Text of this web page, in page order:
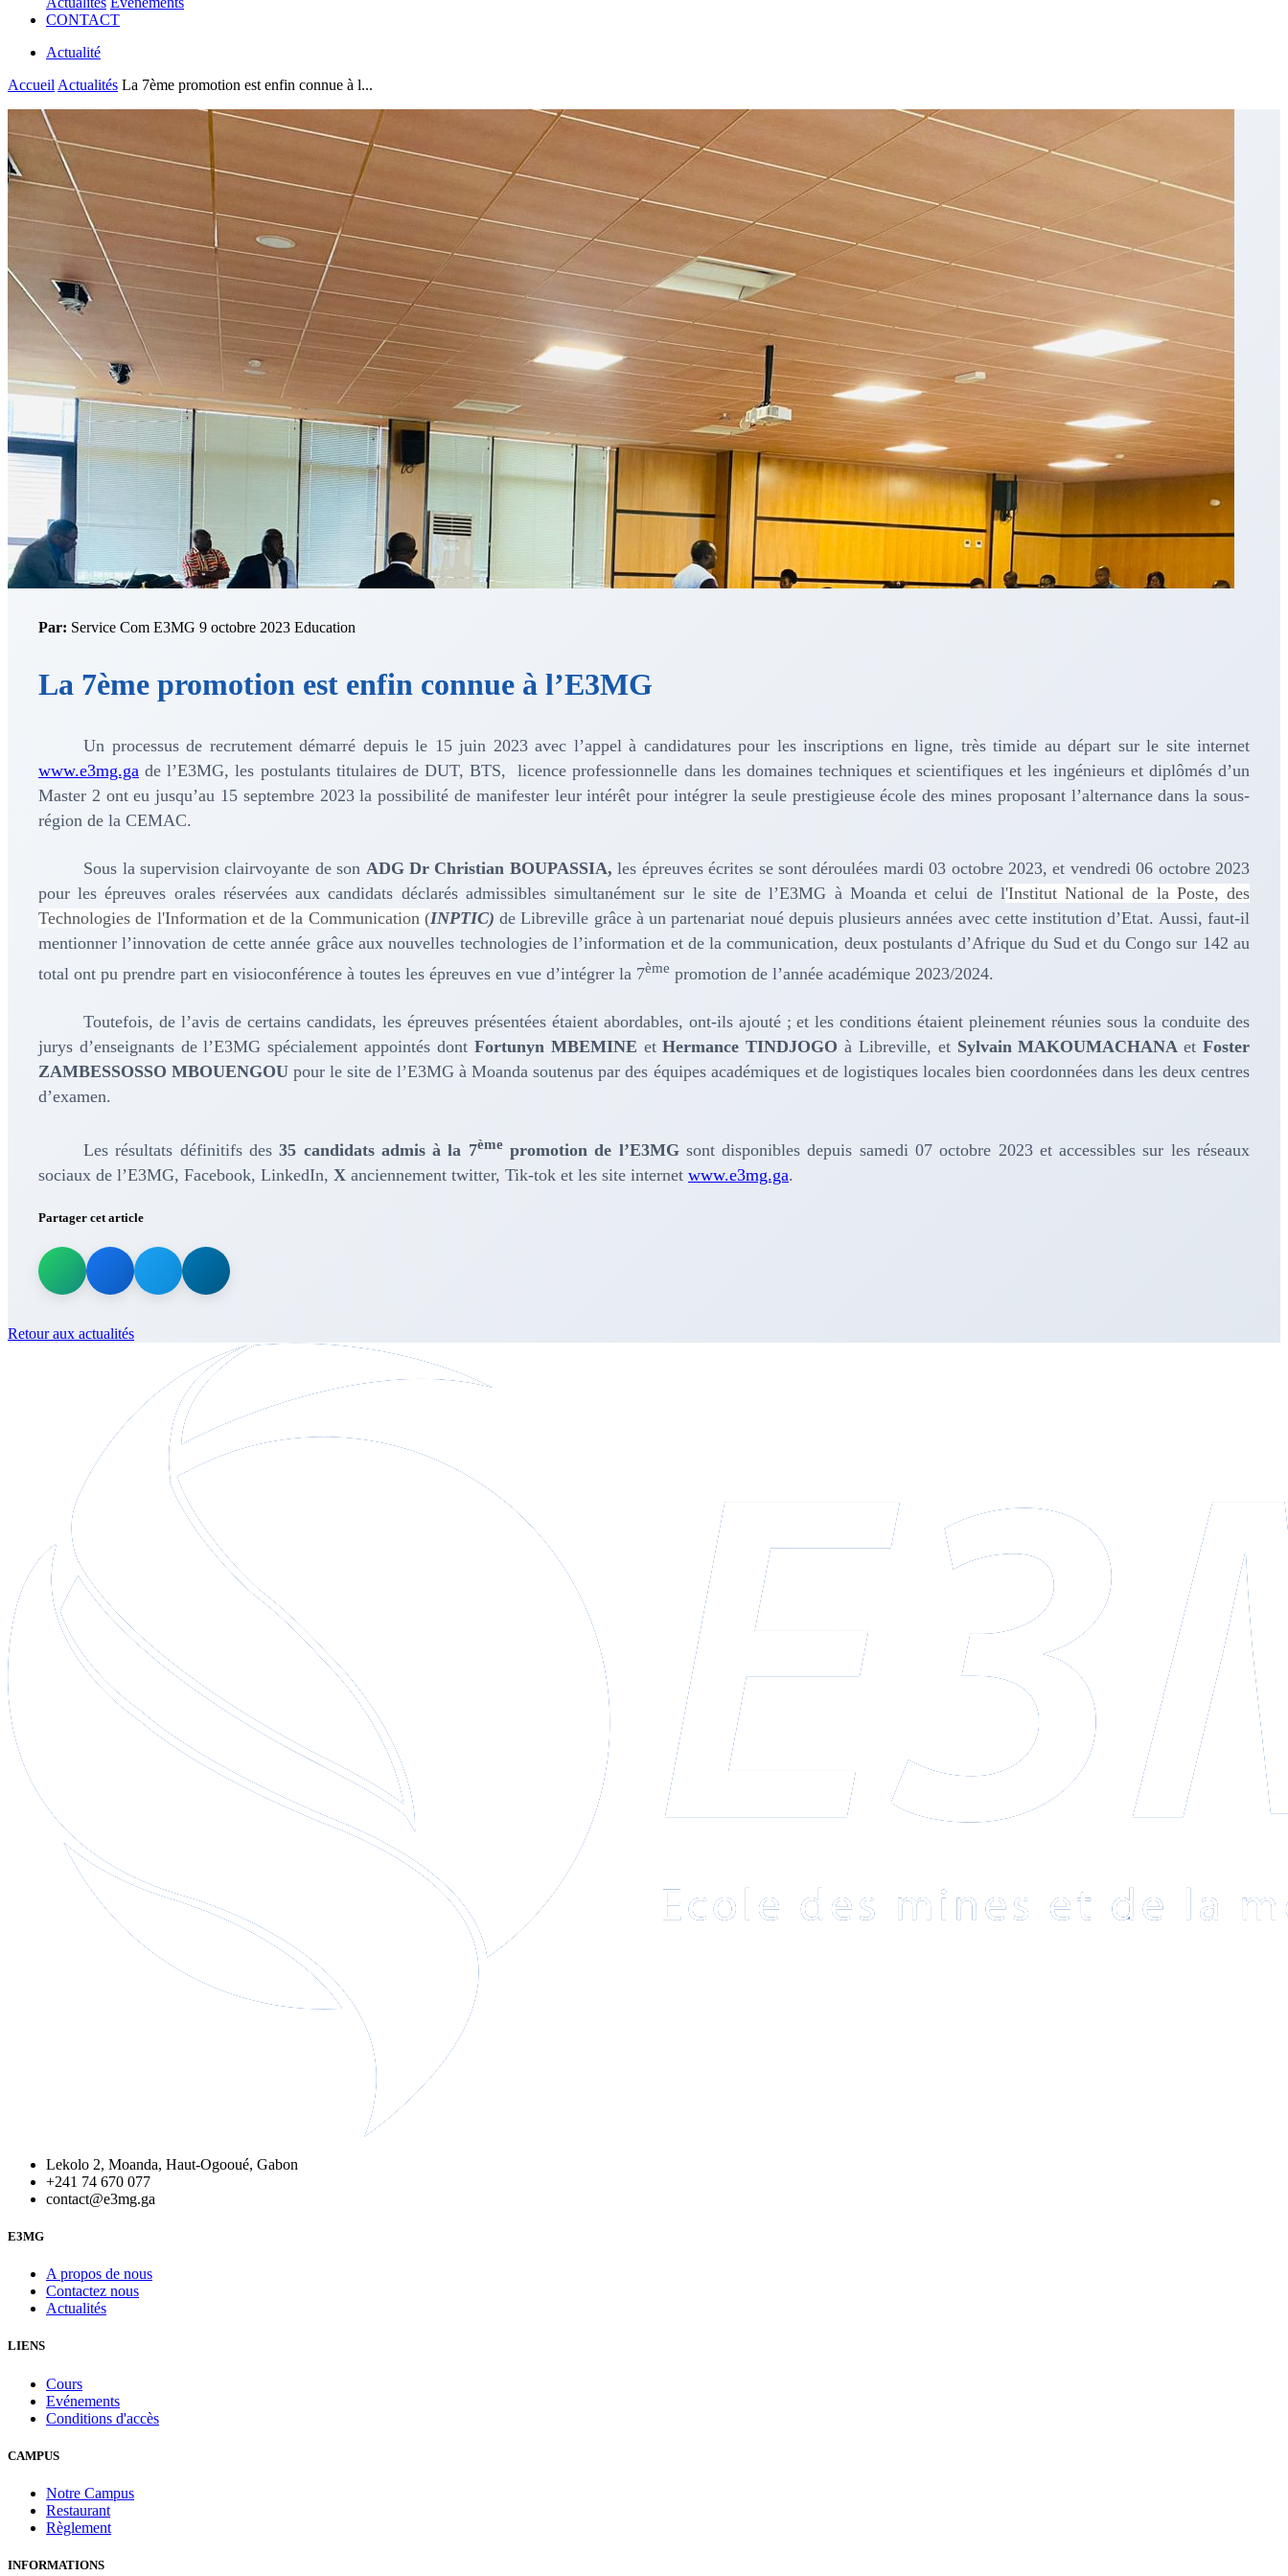
CONTACT
Actualité
Accueil Actualités La 7ème promotion est enfin connue à l...
Education
Par: Service Com E3MG 9 octobre 2023 Education
La 7ème promotion est enfin connue à l’E3MG
Un processus de recrutement démarré depuis le 15 juin 2023 avec l’appel à candidatures pour les inscriptions en ligne, très timide au départ sur le site internet
www.e3mg.ga de l’E3MG, les postulants titulaires de DUT, BTS, licence professionnelle dans les domaines techniques et scientifiques et les ingénieurs et diplômés d’un
Master 2 ont eu jusqu’au 15 septembre 2023 la possibilité de manifester leur intérêt pour intégrer la seule prestigieuse école des mines proposant l’alternance dans la sous-
région de la CEMAC.
Sous la supervision clairvoyante de son ADG Dr Christian BOUPASSIA, les épreuves écrites se sont déroulées mardi 03 octobre 2023, et vendredi 06 octobre 2023
pour les épreuves orales réservées aux candidats déclarés admissibles simultanément sur le site de l’E3MG à Moanda et celui de l'Institut National de la Poste, des
Technologies de l'Information et de la Communication (INPTIC) de Libreville grâce à un partenariat noué depuis plusieurs années avec cette institution d’Etat. Aussi, faut-il
mentionner l’innovation de cette année grâce aux nouvelles technologies de l’information et de la communication, deux postulants d’Afrique du Sud et du Congo sur 142 au
total ont pu prendre part en visioconférence à toutes les épreuves en vue d’intégrer la 7ème promotion de l’année académique 2023/2024.
Toutefois, de l’avis de certains candidats, les épreuves présentées étaient abordables, ont-ils ajouté ; et les conditions étaient pleinement réunies sous la conduite des
jurys d’enseignants de l’E3MG spécialement appointés dont Fortunyn MBEMINE etHermance TINDJOGO à Libreville, et Sylvain MAKOUMACHANAetFoster
ZAMBESSOSSO MBOUENGOU pour le site de l’E3MG à Moanda soutenus par des équipes académiques et de logistiques locales bien coordonnées dans les deux centres
d’examen.
Les résultats définitifs des35 candidats admis à la 7èmepromotion de l’E3MGsont disponibles depuis samedi 07 octobre 2023 et accessibles sur les réseaux
sociaux de l’E3MG, Facebook, LinkedIn, X anciennement twitter, Tik-tok et les site internet www.e3mg.ga.
Partager cet article
Retour aux actualités
Lekolo 2, Moanda, Haut-Ogooué, Gabon
+241 74 670 077
contact@e3mg.ga
E3MG
A propos de nous
Contactez nous
Actualités
LIENS
Cours
Evénements
Conditions d'accès
CAMPUS
Notre Campus
Restaurant
Règlement
INFORMATIONS